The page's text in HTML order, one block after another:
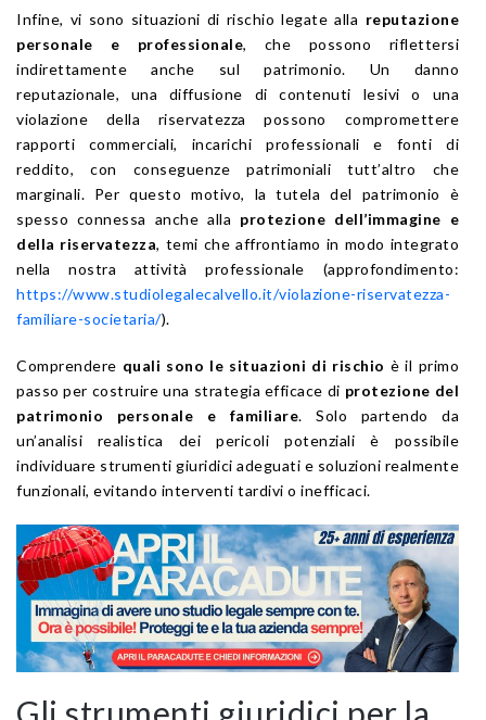
Infine, vi sono situazioni di rischio legate alla reputazione
personale e professionale, che possono riflettersi
indirettamente anche sul patrimonio. Un danno
reputazionale, una diffusione di contenuti lesivi o una
violazione della riservatezza possono compromettere
rapporti commerciali, incarichi professionali e fonti di
reddito, con conseguenze patrimoniali tutt’altro che
marginali. Per questo motivo, la tutela del patrimonio è
spesso connessa anche alla protezione dell’immagine e
della riservatezza, temi che affrontiamo in modo integrato
nella nostra attività professionale (approfondimento:
https://www.studiolegalecalvello.it/violazione-riservatezza-
familiare-societaria/).
Comprendere quali sono le situazioni di rischio è il primo
passo per costruire una strategia efficace di protezione del
patrimonio personale e familiare. Solo partendo da
un’analisi realistica dei pericoli potenziali è possibile
individuare strumenti giuridici adeguati e soluzioni realmente
funzionali, evitando interventi tardivi o inefficaci.